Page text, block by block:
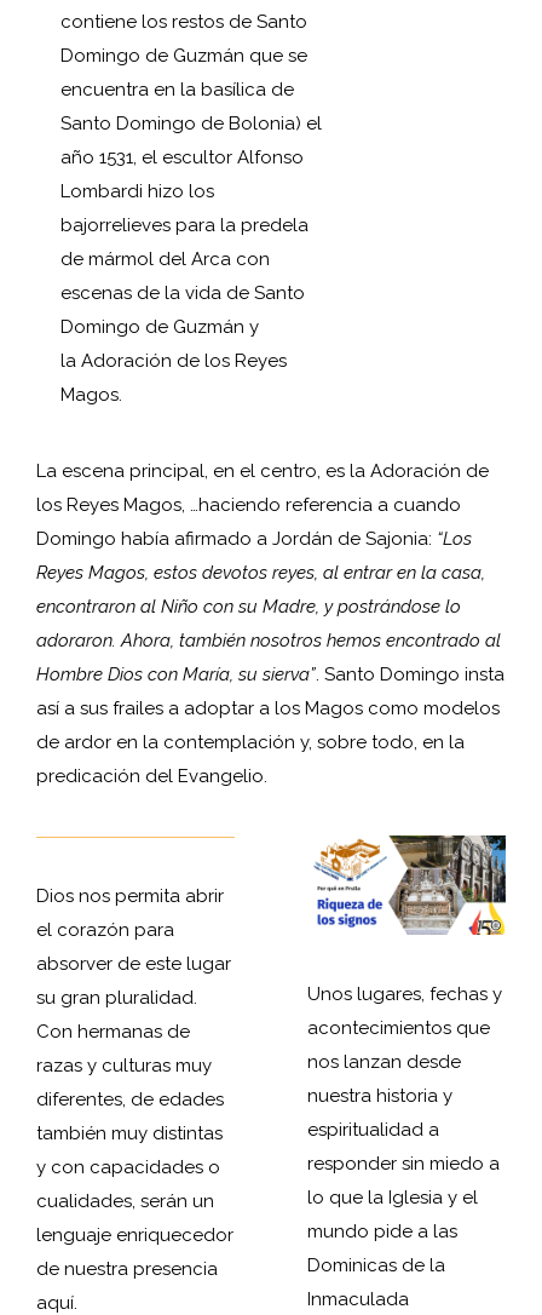
contiene los restos de Santo
Domingo de Guzmán que se
encuentra en la basílica de
Santo Domingo de Bolonia) el
año 1531, el escultor Alfonso
Lombardi hizo los
bajorrelieves para la predela
de mármol del Arca con
escenas de la vida de Santo
Domingo de Guzmán y
la Adoración de los Reyes
Magos.
La escena principal, en el centro, es la Adoración de
los Reyes Magos, …haciendo referencia a cuando
Domingo había afirmado a Jordán de Sajonia: “Los
Reyes Magos, estos devotos reyes, al entrar en la casa,
encontraron al Niño con su Madre, y postrándose lo
adoraron. Ahora, también nosotros hemos encontrado al
Hombre Dios con María, su sierva”. Santo Domingo insta
así a sus frailes a adoptar a los Magos como modelos
de ardor en la contemplación y, sobre todo, en la
predicación del Evangelio.
Dios nos permita abrir
el corazón para
absorver de este lugar
su gran pluralidad.
Con hermanas de
razas y culturas muy
diferentes, de edades
también muy distintas
y con capacidades o
cualidades, serán un
lenguaje enriquecedor
de nuestra presencia
aquí.
Unos lugares, fechas y
acontecimientos que
nos lanzan desde
nuestra historia y
espiritualidad a
responder sin miedo a
lo que la Iglesia y el
mundo pide a las
Dominicas de la
Inmaculada